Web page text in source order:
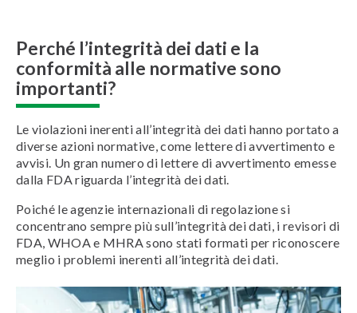
Perché l’integrità dei dati e la
conformità alle normative sono
importanti?
Le violazioni inerenti all’integrità dei dati hanno portato a
diverse azioni normative, come lettere di avvertimento e
avvisi. Un gran numero di lettere di avvertimento emesse
dalla FDA riguarda l’integrità dei dati.
Poiché le agenzie internazionali di regolazione si
concentrano sempre più sull’integrità dei dati, i revisori di
FDA, WHOA e MHRA sono stati formati per riconoscere
meglio i problemi inerenti all’integrità dei dati.